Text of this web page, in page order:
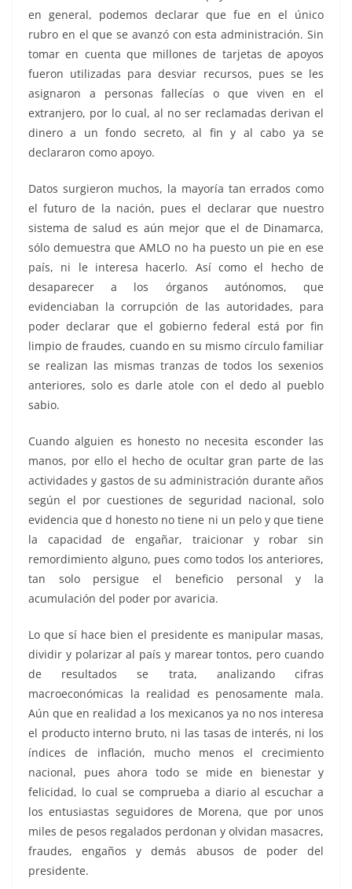
en general, podemos declarar que fue en el único
rubro en el que se avanzó con esta administración. Sin
tomar en cuenta que millones de tarjetas de apoyos
fueron utilizadas para desviar recursos, pues se les
asignaron a personas fallecías o que viven en el
extranjero, por lo cual, al no ser reclamadas derivan el
dinero a un fondo secreto, al fin y al cabo ya se
declararon como apoyo.
Datos surgieron muchos, la mayoría tan errados como
el futuro de la nación, pues el declarar que nuestro
sistema de salud es aún mejor que el de Dinamarca,
sólo demuestra que AMLO no ha puesto un pie en ese
país, ni le interesa hacerlo. Así como el hecho de
desaparecer a los órganos autónomos, que
evidenciaban la corrupción de las autoridades, para
poder declarar que el gobierno federal está por fin
limpio de fraudes, cuando en su mismo círculo familiar
se realizan las mismas tranzas de todos los sexenios
anteriores, solo es darle atole con el dedo al pueblo
sabio.
Cuando alguien es honesto no necesita esconder las
manos, por ello el hecho de ocultar gran parte de las
actividades y gastos de su administración durante años
según el por cuestiones de seguridad nacional, solo
evidencia que d honesto no tiene ni un pelo y que tiene
la capacidad de engañar, traicionar y robar sin
remordimiento alguno, pues como todos los anteriores,
tan solo persigue el beneficio personal y la
acumulación del poder por avaricia.
Lo que sí hace bien el presidente es manipular masas,
dividir y polarizar al país y marear tontos, pero cuando
de resultados se trata, analizando cifras
macroeconómicas la realidad es penosamente mala.
Aún que en realidad a los mexicanos ya no nos interesa
el producto interno bruto, ni las tasas de interés, ni los
índices de inflación, mucho menos el crecimiento
nacional, pues ahora todo se mide en bienestar y
felicidad, lo cual se comprueba a diario al escuchar a
los entusiastas seguidores de Morena, que por unos
miles de pesos regalados perdonan y olvidan masacres,
fraudes, engaños y demás abusos de poder del
presidente.